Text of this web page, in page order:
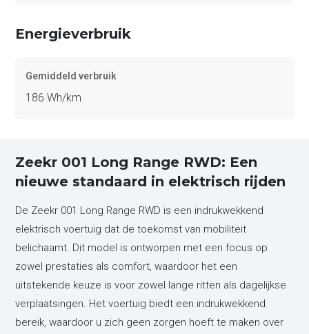
Energieverbruik
Gemiddeld verbruik
186 Wh/km
Zeekr 001 Long Range RWD: Een
nieuwe standaard in elektrisch rijden
De Zeekr 001 Long Range RWD is een indrukwekkend
elektrisch voertuig dat de toekomst van mobiliteit
belichaamt. Dit model is ontworpen met een focus op
zowel prestaties als comfort, waardoor het een
uitstekende keuze is voor zowel lange ritten als dagelijkse
verplaatsingen. Het voertuig biedt een indrukwekkend
bereik, waardoor u zich geen zorgen hoeft te maken over